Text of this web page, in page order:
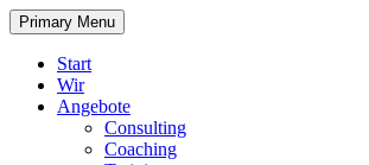
Primary Menu
Start
Wir
Angebote
Consulting
Coaching